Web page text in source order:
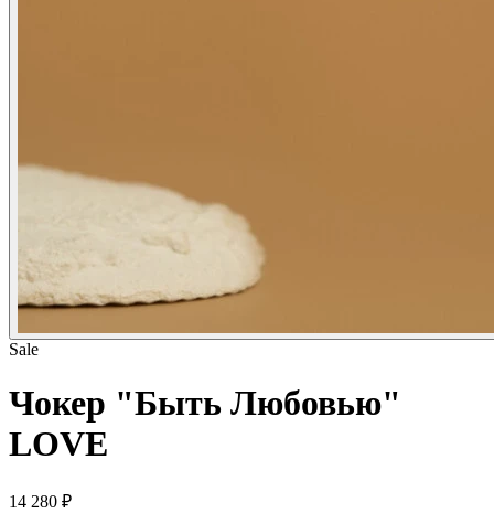
Sale
Чокер "Быть Любовью"
LOVE
14 280 ₽